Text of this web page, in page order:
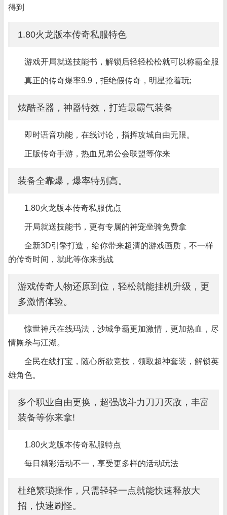
得到
1.80火龙版本传奇私服特色
游戏开局就送技能书，解锁后轻轻松松就可以称霸全服
真正的传奇爆率9.9，拒绝假传奇，明星抢着玩;
炫酷圣器，神器特效，打造最霸气装备
即时语音功能，在线讨论，指挥攻城自由无限。
正版传奇手游，热血兄弟公会联盟等你来
装备全靠爆，爆率特别高。
1.80火龙版本传奇私服优点
开局就送技能书，更有专属的神宠坐骑免费拿
全新3D引擎打造，给你带来超清的游戏画质，不一样
的传奇时间，就此等你来挑战
游戏传奇人物还原到位，轻松就能挂机升级，更
多激情体验。
惊世神兵在线玛法，沙城争霸更加激情，更加热血，尽
情厮杀与江湖。
全民在线打宝，随心所欲竞技，领取超神套装，解锁英
雄角色。
多个职业自由更换，超强战斗力刀刀灭敌，丰富
装备等你来拿!
1.80火龙版本传奇私服特点
每日精彩活动不一，享受更多样的活动玩法
杜绝繁琐操作，只需轻轻一点就能快速释放大
招，快速刷怪。